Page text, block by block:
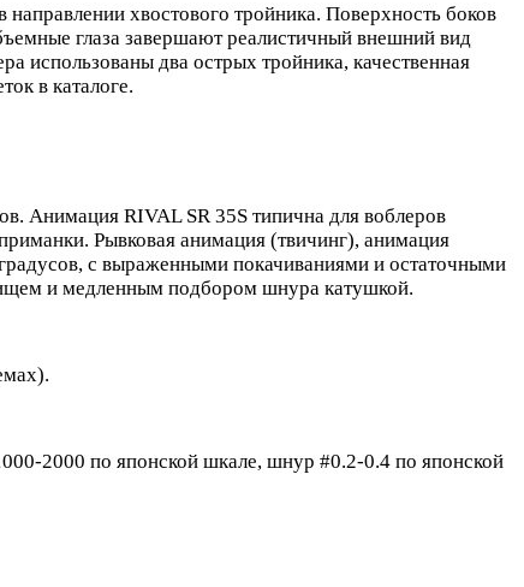
хвостового тройника. Поверхность боков
глаза завершают реалистичный внешний вид
два острых тройника, качественная
в каталоге.
Анимация RIVAL SR 35S типична для воблеров
Рывковая анимация (твичинг), анимация
с выраженными покачиваниями и остаточными
и медленным подбором шнура катушкой.
2000 по японской шкале, шнур #0.2-0.4 по японской